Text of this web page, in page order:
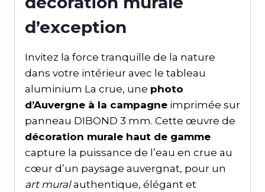
d’exception
Invitez la force tranquille de la nature
dans votre intérieur avec le tableau
aluminium La crue, une photo
d’Auvergne à la campagne imprimée sur
panneau DIBOND 3 mm. Cette œuvre de
décoration murale haut de gamme
capture la puissance de l’eau en crue au
cœur d’un paysage auvergnat, pour un
art muralauthentique, élégant et